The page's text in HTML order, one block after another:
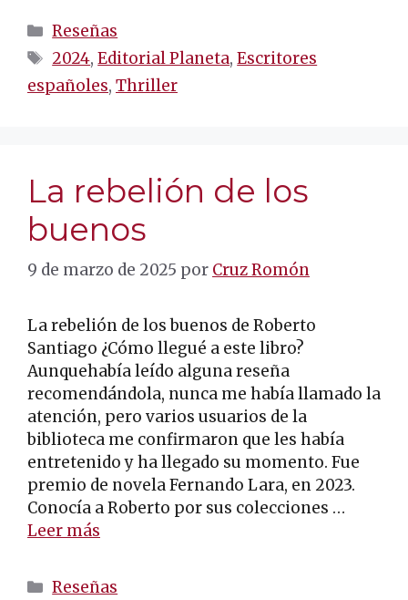
Categorías
Reseñas
Etiquetas
2024,Editorial Planeta,Escritores
españoles, Thriller
La rebelión de los
buenos
9 de marzo de 2025 por Cruz Romón
La rebelión de los buenos de Roberto
Santiago ¿Cómo llegué a este libro?
Aunquehabía leído alguna reseña
recomendándola, nunca me había llamado la
atención, pero varios usuarios de la
biblioteca me confirmaron que les había
entretenido y ha llegado su momento. Fue
premio de novela Fernando Lara, en 2023.
Conocía a Roberto por sus colecciones …
Leer más
Categorías
Reseñas